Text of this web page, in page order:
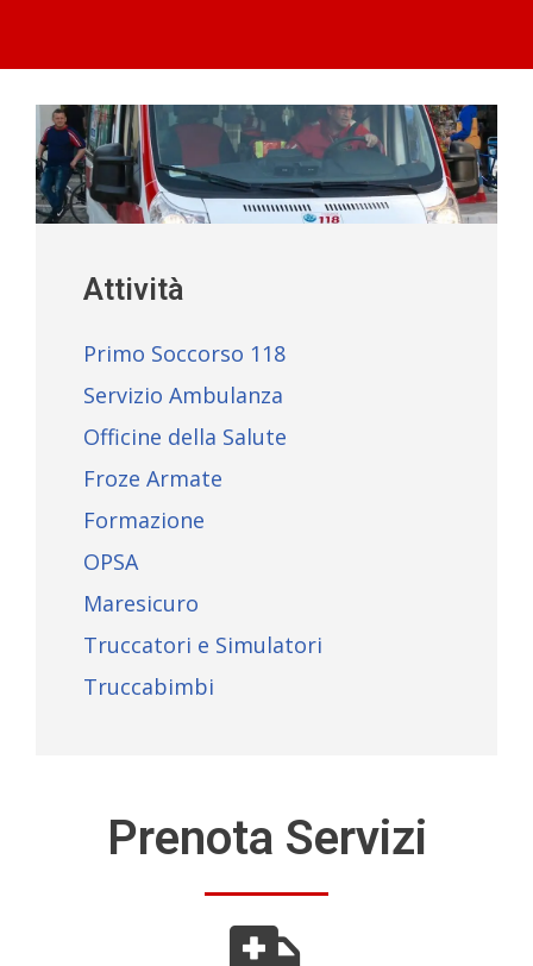
Attività
Primo Soccorso 118
Servizio Ambulanza
Officine della Salute
Froze Armate
Formazione
OPSA
Maresicuro
Truccatori e Simulatori
Truccabimbi
Prenota Servizi